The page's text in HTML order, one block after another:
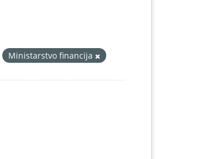
Ministarstvo financija